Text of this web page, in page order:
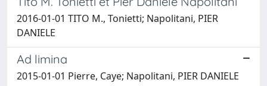
2016-01-01 TITO M., Tonietti; Napolitani, PIER
DANIELE
Ad limina
2015-01-01 Pierre, Caye; Napolitani, PIER DANIELE